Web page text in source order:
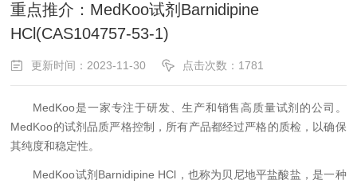
重点推介：MedKoo试剂Barnidipine
HCl(CAS104757-53-1)
更新时间：2023-11-30 点击次数：1781
MedKoo是一家专注于研发、生产和销售高质量试剂的公司。
MedKoo的试剂品质严格控制，所有产品都经过严格的质检，以确保
其纯度和稳定性。
MedKoo试剂 Barnidipine HCl ，也称为贝尼地平盐酸盐，是一种